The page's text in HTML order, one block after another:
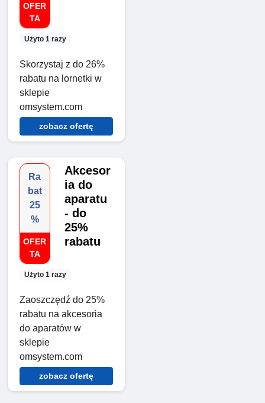
OFER
TA
Użyto 1 razy
Skorzystaj z do 26%
rabatu na lornetki w
sklepie
omsystem.com
zobacz ofertę
Ra
bat
25
%
OFER
TA
Użyto 1 razy
Akcesor
ia do
aparatu
- do
25%
rabatu
Zaoszczędź do 25%
rabatu na akcesoria
do aparatów w
sklepie
omsystem.com
zobacz ofertę